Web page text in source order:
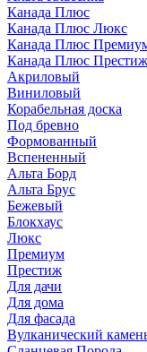
Канада Плюс
Канада Плюс Люкс
Канада Плюс
Канада Плюс Престиж
Акриловый
Виниловый
Корабельная доска
Под бревно
Формованный
Вспененный
Альта Борд
Альта Брус
Бежевый
Блокхаус
Люкс
Премиум
Престиж
Для дачи
Для дома
Для фасада
Вулканический